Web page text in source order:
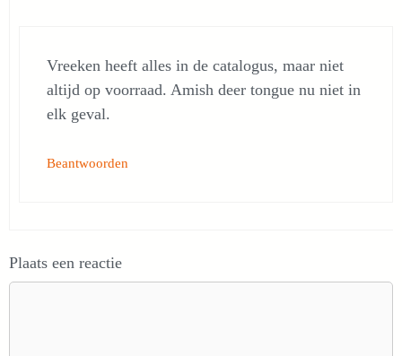
Vreeken heeft alles in de catalogus, maar niet
altijd op voorraad. Amish deer tongue nu niet in
elk geval.
Beantwoorden
Plaats een reactie